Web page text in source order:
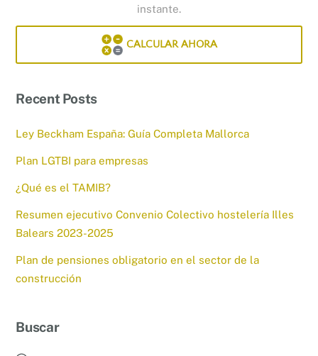
instante.
CALCULAR AHORA
Recent Posts
Ley Beckham España: Guía Completa Mallorca
Plan LGTBI para empresas
¿Qué es el TAMIB?
Resumen ejecutivo Convenio Colectivo hostelería Illes
Balears 2023-2025
Plan de pensiones obligatorio en el sector de la
construcción
Buscar